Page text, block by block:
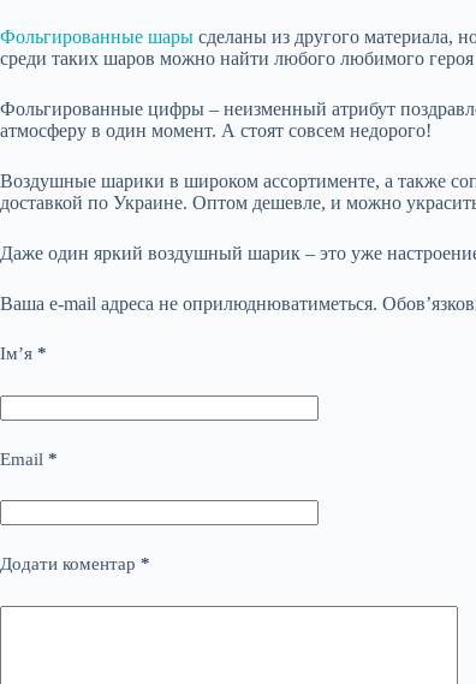
Фольгированные шары сделаны из другого материала,
среди таких шаров можно найти любого любимого
Фольгированные цифры – неизменный атрибут
атмосферу в один момент. А стоят совсем недорого!
Воздушные шарики в широком ассортименте, а также
доставкой по Украине. Оптом дешевле, и можно
Даже один яркий воздушный шарик – это уже
Ваша e-mail адреса не оприлюднюватиметься.
Ім’я *
Email *
Додати коментар *